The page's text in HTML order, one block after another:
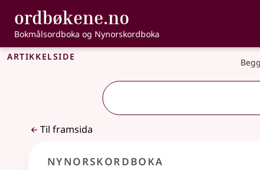
Gå til hovudinnhald
Tilgjenge
ordbøkene.no ,
Bokmålsordboka og Nynorskordboka
Artikkelside
Til framsida
Nynorskordboka